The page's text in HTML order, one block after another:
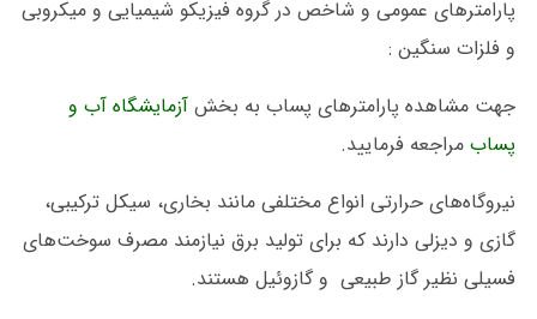
پارامترهای عمومی و شاخص در گروه فیزیکو شیمیایی و میکروبی
و فلزات سنگین :
جهت مشاهده پارامترهای پساب به بخش آزمایشگاه آب و
پساب مراجعه فرمایید.
نیروگاه‌های حرارتی انواع مختلفی مانند بخاری، سیکل ترکیبی،
گازی و دیزلی دارند که برای تولید برق نیازمند مصرف سوخت‌های
فسیلی نظیر گاز طبیعی و گازوئیل هستند.